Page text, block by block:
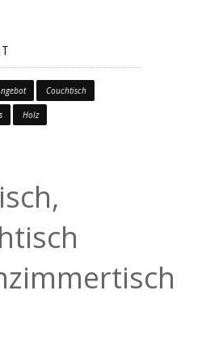
Couchtisch
Holz